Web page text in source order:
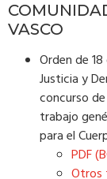
VASCO
Orden de
Justicia y
concurso
trabajo
para el
PDF
Otros